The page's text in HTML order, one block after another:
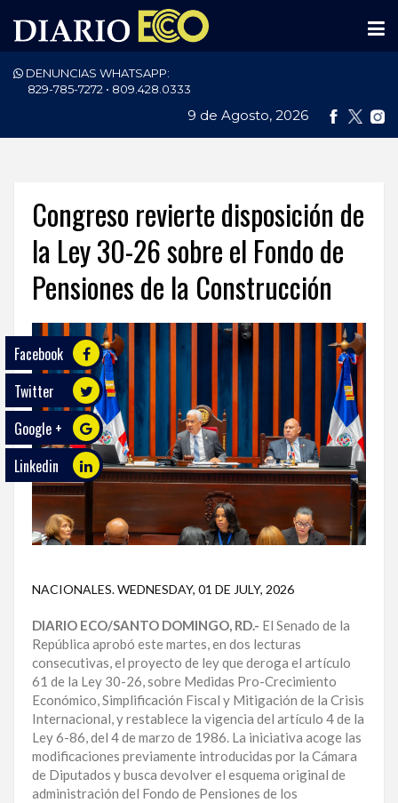
DENUNCIAS WHATSAPP:
829-785-7272 • 809.428.0333
9 de Agosto, 2026
PORTADA
ECONOMÍA
DEPORTES
SALUD
TECNOLOGÍA
ECO
PLAY
TRABAJOS
INVESTIGACIÓN
NACIONAL
SANTO
DOMINGO
SANTIAGO
SAN
JUAN
Congreso revierte disposición de
la Ley 30-26 sobre el Fondo de
Pensiones de la Construcción
Facebook
Twitter
Google +
Linkedin
NACIONALES.WEDNESDAY, 01 DE JULY, 2026
DIARIO ECO/SANTO DOMINGO, RD.- El Senado de la
República aprobó este martes, en dos lecturas
consecutivas, el proyecto de ley que deroga el artículo
61 de la Ley 30-26, sobre Medidas Pro-Crecimiento
Económico, Simplificación Fiscal y Mitigación de la Crisis
Internacional, y restablece la vigencia del artículo 4 de la
Ley 6-86, del 4 de marzo de 1986. La iniciativa acoge las
modificaciones previamente introducidas por la Cámara
de Diputados y busca devolver el esquema original de
administración del Fondo de Pensiones de los